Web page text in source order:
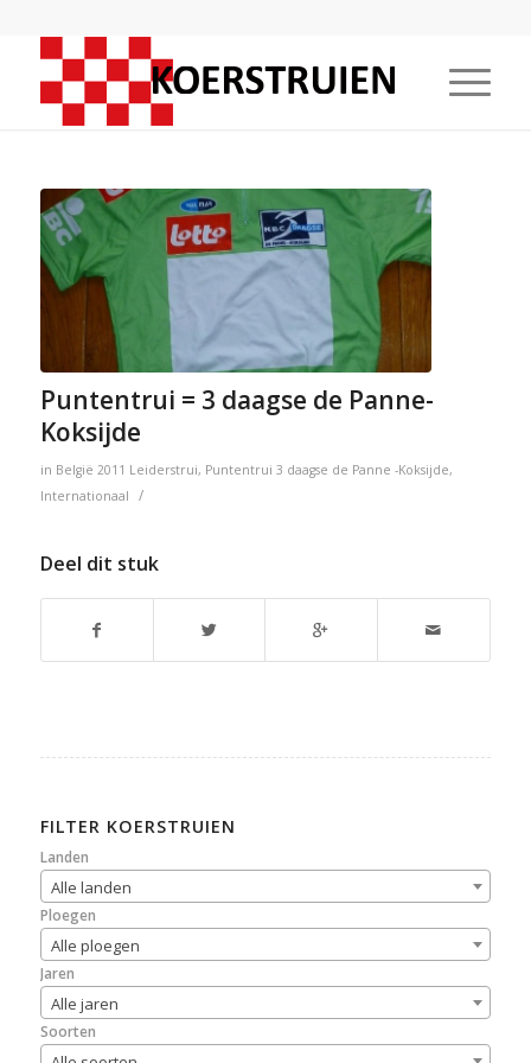
Puntentrui = 3 daagse de Panne-
Koksijde
in België 2011 Leiderstrui, Puntentrui 3 daagse de Panne -Koksijde,
Internationaal
/
Deel dit stuk
FILTER KOERSTRUIEN
Landen
Alle landen
Ploegen
Alle ploegen
Jaren
Alle jaren
Soorten